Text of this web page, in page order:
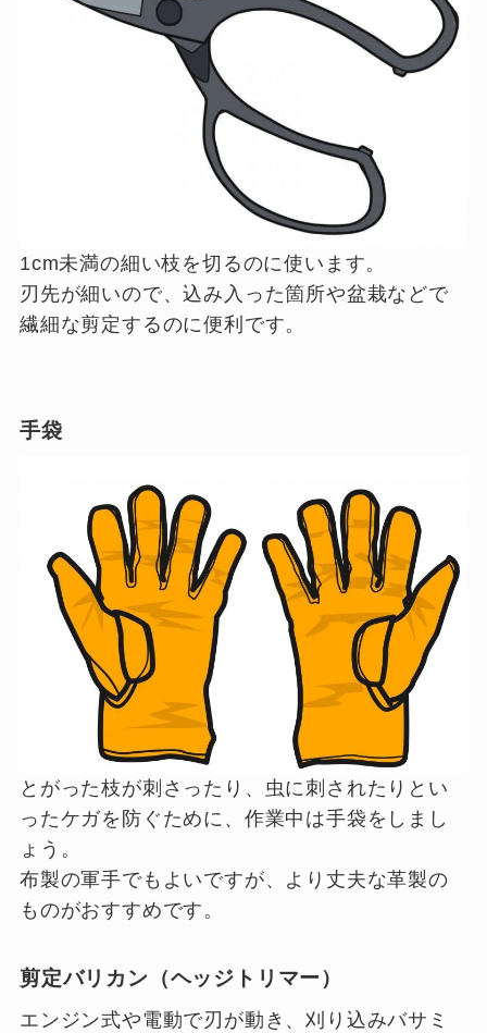
1cm未満の細い枝を切るのに使います。
刃先が細いので、込み入った箇所や盆栽などで
繊細な剪定するのに便利です。
手袋
とがった枝が刺さったり、虫に刺されたりとい
ったケガを防ぐために、作業中は手袋をしまし
ょう。
布製の軍手でもよいですが、より丈夫な革製の
ものがおすすめです。
剪定バリカン（ヘッジトリマー）
エンジン式や電動で刃が動き、刈り込みバサミ